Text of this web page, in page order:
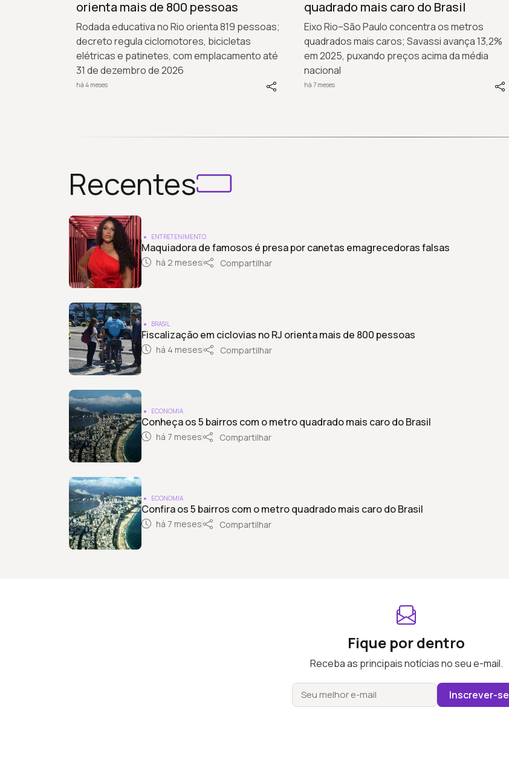
orienta mais de 800 pessoas
Rodada educativa no Rio orienta 819 pessoas;
decreto regula ciclomotores, bicicletas
elétricas e patinetes, com emplacamento até
31 de dezembro de 2026
há 4 meses
quadrado mais caro do Brasil
Eixo Rio–São Paulo concentra os metros
quadrados mais caros; Savassi avança 13,2%
em 2025, puxando preços acima da média
nacional
há 7 meses
Recentes
ENTRETENIMENTO
Maquiadora de famosos é presa por canetas emagrecedoras falsas
há 2 meses Compartilhar
BRASIL
Fiscalização em ciclovias no RJ orienta mais de 800 pessoas
há 4 meses Compartilhar
ECONOMIA
Conheça os 5 bairros com o metro quadrado mais caro do Brasil
há 7 meses Compartilhar
ECONOMIA
Confira os 5 bairros com o metro quadrado mais caro do Brasil
há 7 meses Compartilhar
Fique por dentro
Receba as principais notícias no seu e-mail.
Inscrever-se